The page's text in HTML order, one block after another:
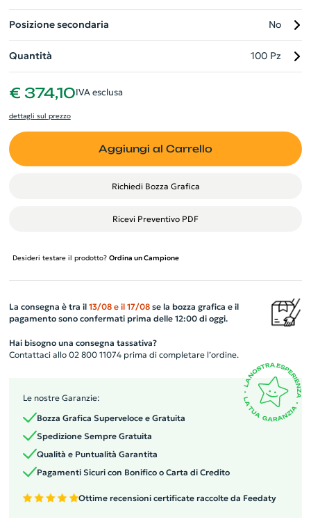
Posizione secondaria No
Quantità 100 Pz
€ 374,10IVA esclusa
dettagli sul prezzo
Aggiungi al Carrello
Richiedi Bozza Grafica
Ricevi Preventivo PDF
Desideri testare il prodotto? Ordina un Campione
La consegna è tra il 13/08 e il 17/08se la bozza grafica e il
pagamento sono confermati prima delle 12:00 di oggi.
Hai bisogno una consegna tassativa?
Contattaci allo 02 800 11074 prima di completare l’ordine.
Le nostre Garanzie:
Bozza Grafica Superveloce e Gratuita
Spedizione Sempre Gratuita
Qualità e Puntualità Garantita
Pagamenti Sicuri con Bonifico o Carta di Credito
Ottime recensioni certificate raccolte da Feedaty